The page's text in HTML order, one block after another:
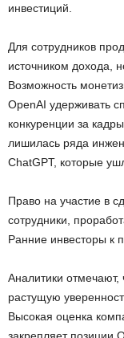
инвестиций.
Для сотрудников
источником дохода,
Возможность
OpenAI удерживать
конкуренции за
лишилась ряда
ChatGPT, которые
Право на участие в
сотрудники,
Ранние инвесторы к
Аналитики отмечают,
растущую
Высокая оценка
закрепляет позиции